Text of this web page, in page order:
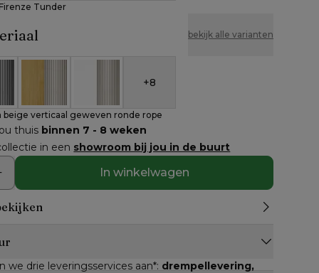
Tunder
bekijk alle varianten
en beige verticaal geweven ronde rope
aluminium en zwart verticaal geweven ronde rope
Teak en beige verticaal geweven ronde rope
Wit aluminium en beige verticaal
+8
verticaal geweven ronde rope
thuis binnen 7 - 8 weken
in een showroom bij jou in de buurt
In winkelwagen
we drie leveringsservices aan*: drempellevering,